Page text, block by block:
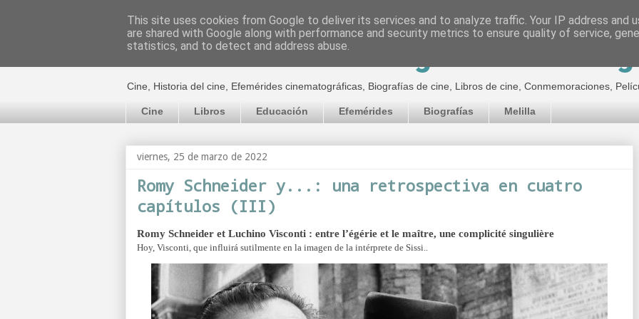
El cultural cinematográfico de Jorge
Cine, Historia del cine, Efemérides cinematográficas, Biografías de cine, Libros de cine, Conmemoraciones,
Cine Libros Educación Efemérides Biografías Melilla
viernes, 25 de marzo de 2022
Romy Schneider y...: una retrospectiva en cuatro
capítulos (III)
Romy Schneider et Luchino Visconti : entre l’égérie et le maître, une complicité singulière
Hoy, Visconti, que influirá sutilmente en la imagen de la intérprete de Sissi..
This site uses cookies from Google to deliver its services and to analyze traffic. Your IP address and
are shared with Google along with performance and security metrics to ensure quality of service,
statistics, and to detect and address abuse.